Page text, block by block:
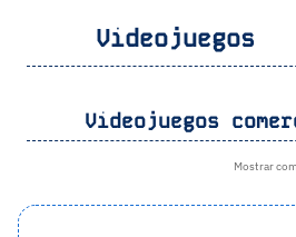
Videojuegos
Videojuegos
Mostrar